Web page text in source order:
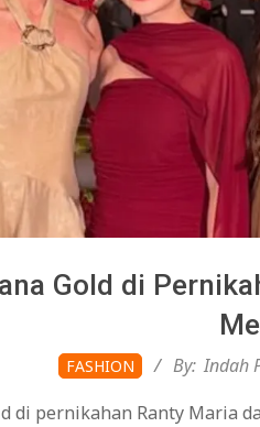
Gold di
FASHION By: Indah
di pernikahan Ranty Maria